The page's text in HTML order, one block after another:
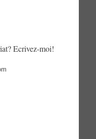
Ecrivez-moi!